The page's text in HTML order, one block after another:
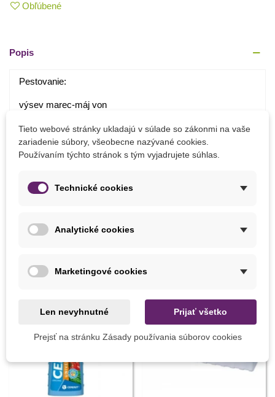
Obľúbené
Popis
Pestovanie:
výsev marec-máj von
vzdialenosť 30 cm
slnečné stanovište
Detaily produktu
Tieto webové stránky ukladajú v súlade so zákonmi na vaše
zariadenie súbory, všeobecne nazývané cookies.
Používaním týchto stránok s tým vyjadrujete súhlas.
Technické cookies
Analytické cookies
Marketingové cookies
Len nevyhnutné Prijať všetko
Prejsť na stránku Zásady používania súborov cookies